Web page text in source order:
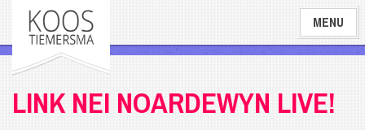
Overslaan
naar
MENU
LINK NEI NOARDEWYN LIVE!